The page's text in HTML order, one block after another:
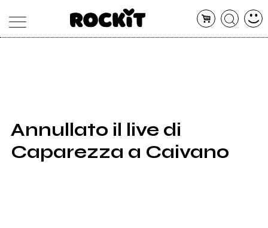
SHOP
RADIO
Annullato il live di
Caparezza a Caivano